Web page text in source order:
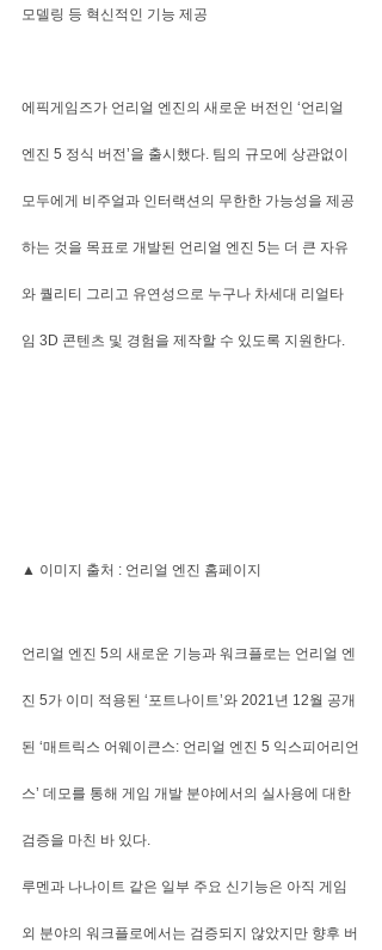
모델링 등 혁신적인 기능 제공
에픽게임즈가 언리얼 엔진의 새로운 버전인 ‘언리얼
엔진 5 정식 버전’을 출시했다. 팀의 규모에 상관없이
모두에게 비주얼과 인터랙션의 무한한 가능성을 제공
하는 것을 목표로 개발된 언리얼 엔진 5는 더 큰 자유
와 퀄리티 그리고 유연성으로 누구나 차세대 리얼타
임 3D 콘텐츠 및 경험을 제작할 수 있도록 지원한다.
▲ 이미지 출처 : 언리얼 엔진 홈페이지
언리얼 엔진 5의 새로운 기능과 워크플로는 언리얼 엔
진 5가 이미 적용된 ‘포트나이트’와 2021년 12월 공개
된 ‘매트릭스 어웨이큰스: 언리얼 엔진 5 익스피어리언
스’ 데모를 통해 게임 개발 분야에서의 실사용에 대한
검증을 마친 바 있다.
루멘과 나나이트 같은 일부 주요 신기능은 아직 게임
외 분야의 워크플로에서는 검증되지 않았지만 향후 버